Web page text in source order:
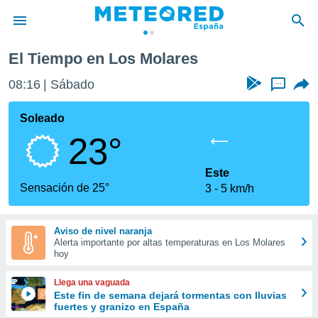
de
por
que se
calidad.
a este
las
y
forma
digital
basada
El Tiempo en Los Molares
08:16 Sábado ...
Soleado
23°
Sensación de 25°
Este
3
5 km/h
Aviso de nivel naranja
Alerta importante por altas temperaturas en Los Molares
hoy
Llega una vaguada
Este fin de semana dejará tormentas con lluvias
fuertes y granizo en España